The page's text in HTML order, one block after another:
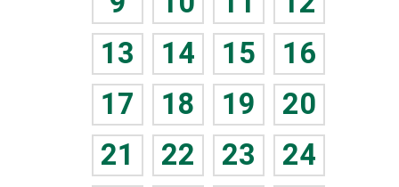
13
14 15
16
17
18 19
20
21
22 23
24